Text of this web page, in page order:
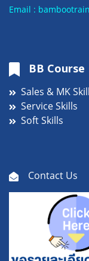
Email :
BB Course
Sales & MK
Service Skills
Soft Skills
Contact Us